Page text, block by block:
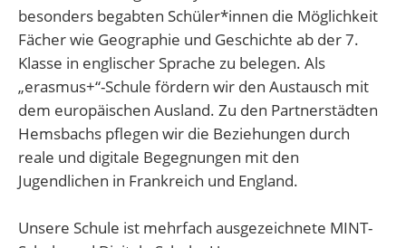
besonders begabten Schüler*innen die Möglichkeit
Fächer wie Geographie und Geschichte ab der 7.
Klasse in englischer Sprache zu belegen. Als
„erasmus+“-Schule fördern wir den Austausch mit
dem europäischen Ausland. Zu den Partnerstädten
Hemsbachs pflegen wir die Beziehungen durch
reale und digitale Begegnungen mit den
Jugendlichen in Frankreich und England.
Unsere Schule ist mehrfach ausgezeichnete MINT-